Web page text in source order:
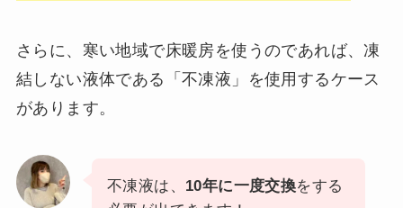
さらに、寒い地域で床暖房を使うのであれば、凍
結しない液体である「不凍液」を使用するケース
があります。
不凍液は、 10年に一度交換をする